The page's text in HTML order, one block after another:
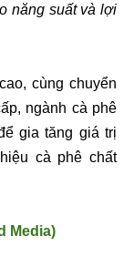
năng suất và lợi
cùng chuyển
ngành cà phê
ể gia tăng giá trị
ệu cà phê chất
Media)